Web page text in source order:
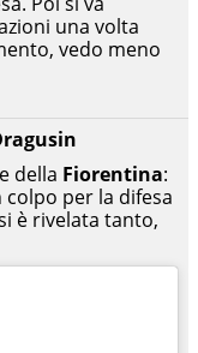
della Fiorentina:
per la difesa
è rivelata tanto,
una volta
vedo meno